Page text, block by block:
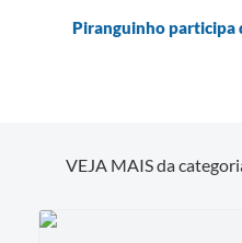
Piranguinho participa
VEJA MAIS da